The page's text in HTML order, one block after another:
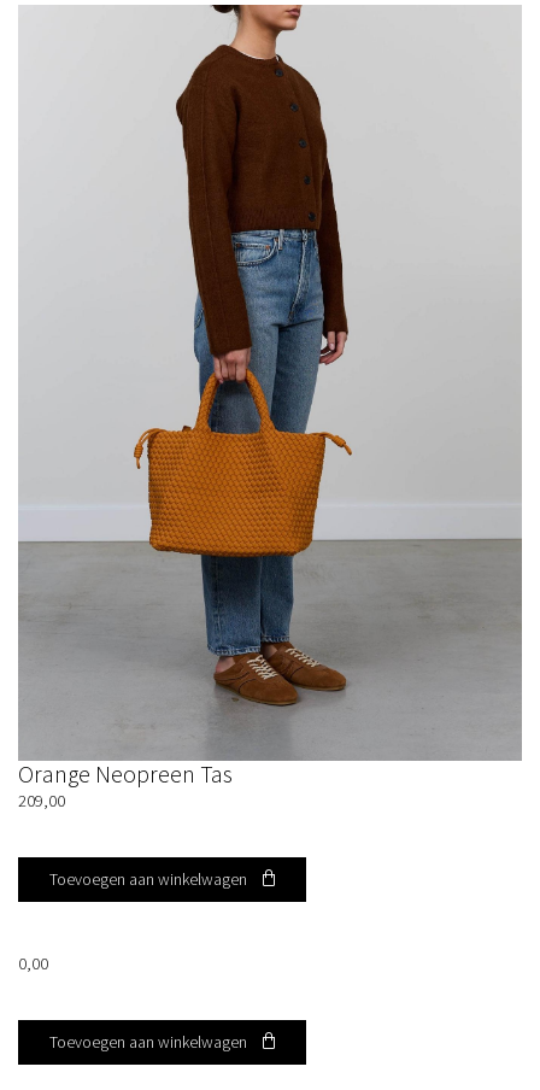
Orange Neopreen Tas
209,00
Toevoegen aan winkelwagen
0,00
Toevoegen aan winkelwagen